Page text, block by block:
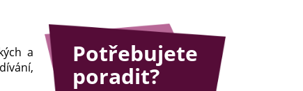
a
Potřebujete
poradit?